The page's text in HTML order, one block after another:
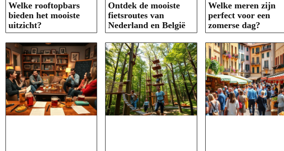
Welke rooftopbars
bieden het mooiste
uitzicht?
Ontdek de mooiste
fietsroutes van
Nederland en België
Welke meren zijn
perfect voor een
zomerse dag?